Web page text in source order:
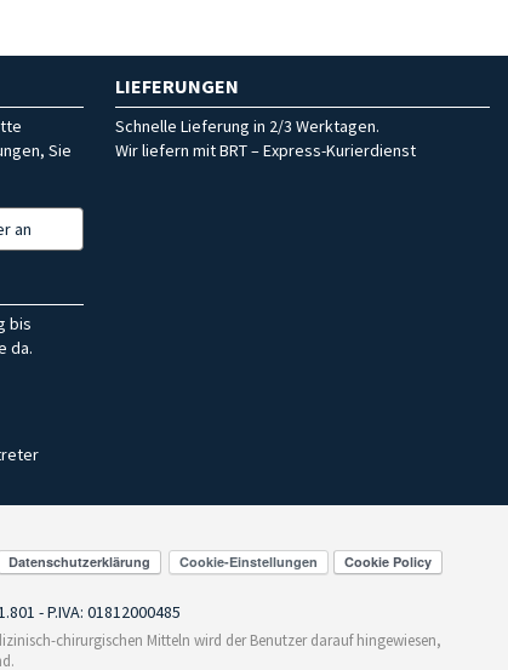
Sie
an
LIEFERUNGEN
Schnelle Lieferung in 2/3 Werktagen.
Wir liefern mit BRT – Express-Kurierdienst
bis
da.
Cookie-Einstellungen
- P.IVA: 01812000485
chirurgischen Mitteln wird der Benutzer darauf hingewiesen,